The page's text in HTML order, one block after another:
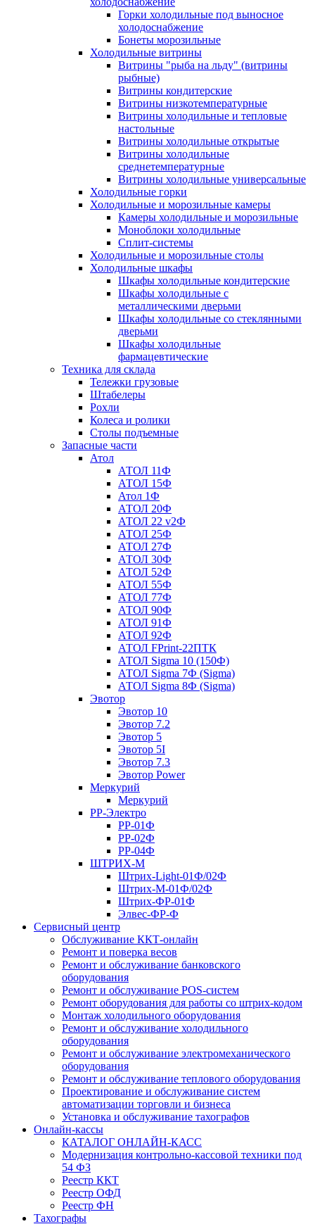
Горки холодильные под выносное
холодоснабжение
Бонеты морозильные
Холодильные витрины
Витрины "рыба на льду" (витрины
рыбные)
Витрины кондитерские
Витрины низкотемпературные
Витрины холодильные и тепловые
настольные
Витрины холодильные открытые
Витрины холодильные
среднетемпературные
Витрины холодильные универсальные
Холодильные горки
Холодильные и морозильные камеры
Камеры холодильные и морозильные
Моноблоки холодильные
Сплит-системы
Холодильные и морозильные столы
Холодильные шкафы
Шкафы холодильные кондитерские
Шкафы холодильные с
металлическими дверьми
Шкафы холодильные со стеклянными
дверьми
Шкафы холодильные
фармацевтические
Техника для склада
Тележки грузовые
Штабелеры
Рохли
Колеса и ролики
Столы подъемные
Запасные части
Атол
АТОЛ 11Ф
АТОЛ 15Ф
Атол 1Ф
АТОЛ 20Ф
АТОЛ 22 v2Ф
АТОЛ 25Ф
АТОЛ 27Ф
АТОЛ 30Ф
АТОЛ 52Ф
АТОЛ 55Ф
АТОЛ 77Ф
АТОЛ 90Ф
АТОЛ 91Ф
АТОЛ 92Ф
АТОЛ FPrint-22ПТК
АТОЛ Sigma 10 (150Ф)
АТОЛ Sigma 7Ф (Sigma)
АТОЛ Sigma 8Ф (Sigma)
Эвотор
Эвотор 10
Эвотор 7.2
Эвотор 5
Эвотор 5I
Эвотор 7.3
Эвотор Power
Меркурий
Меркурий
РР-Электро
РР-01Ф
РР-02Ф
РР-04Ф
ШТРИХ-М
Штрих-Light-01Ф/02Ф
Штрих-М-01Ф/02Ф
Штрих-ФР-01Ф
Элвес-ФР-Ф
Сервисный центр
Обслуживание ККТ-онлайн
Ремонт и поверка весов
Ремонт и обслуживание банковского
оборудования
Ремонт и обслуживание POS-систем
Ремонт оборудования для работы со штрих-кодом
Монтаж холодильного оборудования
Ремонт и обслуживание холодильного
оборудования
Ремонт и обслуживание электромеханического
оборудования
Ремонт и обслуживание теплового оборудования
Проектирование и обслуживание систем
автоматизации торговли и бизнеса
Установка и обслуживание тахографов
Онлайн-кассы
КАТАЛОГ ОНЛАЙН-КАСС
Модернизация контрольно-кассовой техники под
54 ФЗ
Реестр ККТ
Реестр ОФД
Реестр ФН
Тахографы